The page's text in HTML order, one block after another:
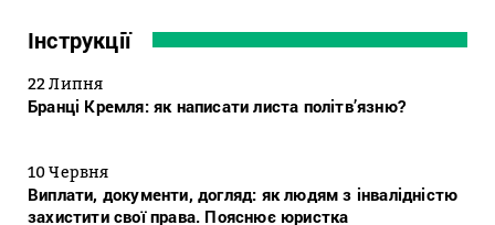
Інструкції
22 Липня
Бранці Кремля: як написати листа політв’язню?
10 Червня
Виплати, документи, догляд: як людям з інвалідністю
захистити свої права. Пояснює юристка